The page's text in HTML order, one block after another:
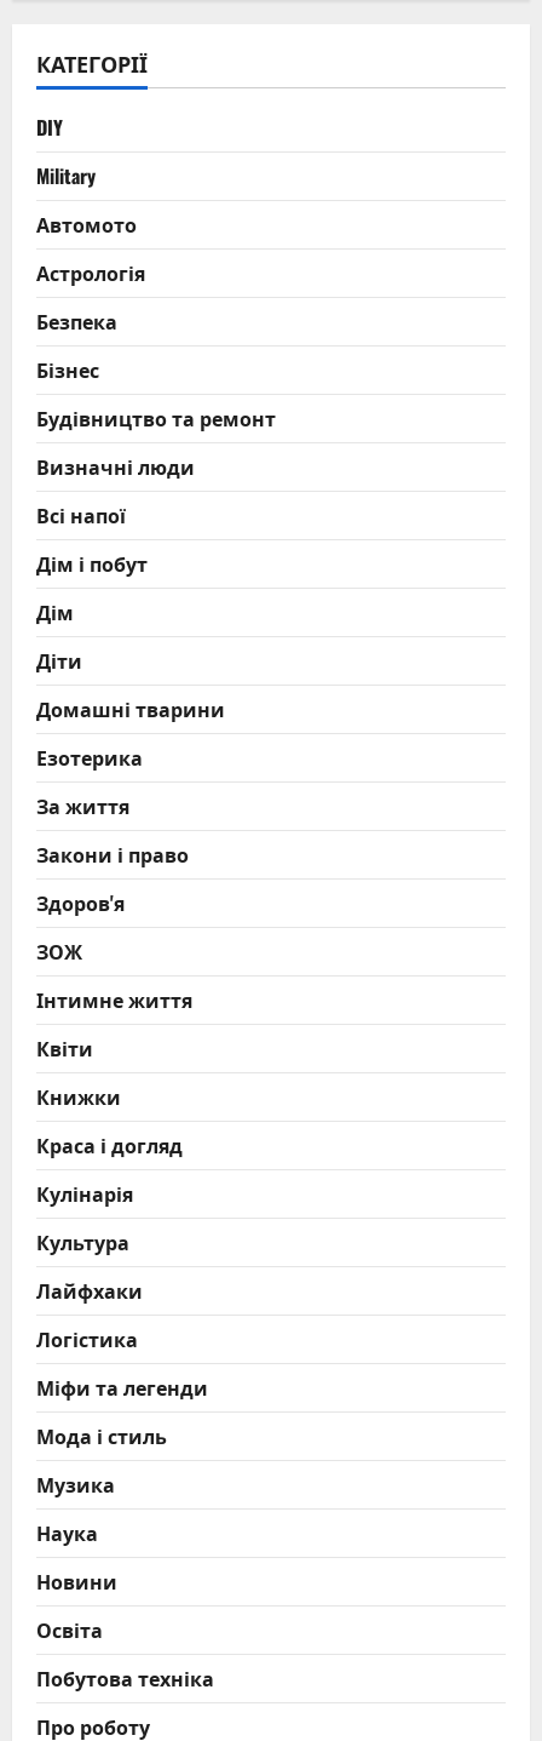
КАТЕГОРІЇ
DIY
Military
Автомото
Астрологія
Безпека
Бізнес
Будівництво та ремонт
Визначні люди
Всі напої
Дім і побут
Дім
Діти
Домашні тварини
Езотерика
За життя
Закони і право
Здоров'я
ЗОЖ
Інтимне життя
Квіти
Книжки
Краса і догляд
Кулінарія
Культура
Лайфхаки
Логістика
Міфи та легенди
Мода і стиль
Музика
Наука
Новини
Освіта
Побутова техніка
Про роботу